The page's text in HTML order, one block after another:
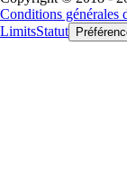
Conditions générales
LimitsStatut